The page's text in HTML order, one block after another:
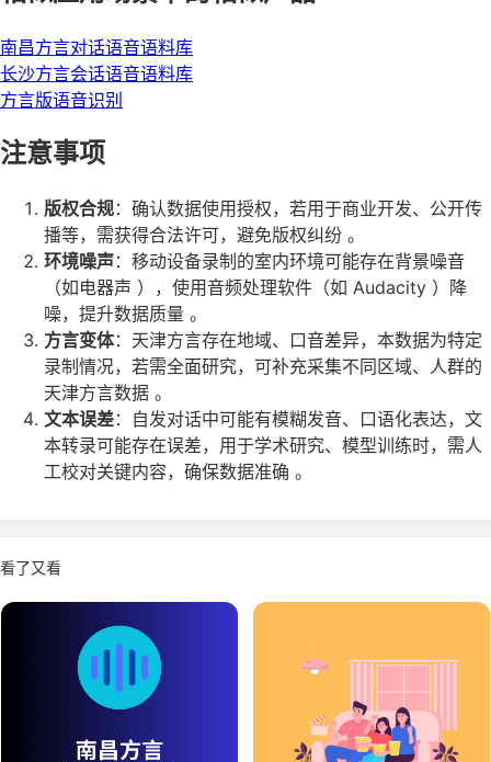
南昌方言对话语音语料库
长沙方言会话语音语料库
方言版语音识别
注意事项
版权合规：确认数据使用授权，若用于商业开发、公开传
播等，需获得合法许可，避免版权纠纷 。
环境噪声：移动设备录制的室内环境可能存在背景噪音
（如电器声 ），使用音频处理软件（如 Audacity ）降
噪，提升数据质量 。
方言变体：天津方言存在地域、口音差异，本数据为特定
录制情况，若需全面研究，可补充采集不同区域、人群的
天津方言数据 。
文本误差：自发对话中可能有模糊发音、口语化表达，文
本转录可能存在误差，用于学术研究、模型训练时，需人
工校对关键内容，确保数据准确 。
看了又看